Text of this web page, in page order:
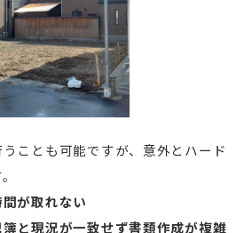
ことも可能ですが、意外とハード
が取れない
と現況が一致せず書類作成が複雑